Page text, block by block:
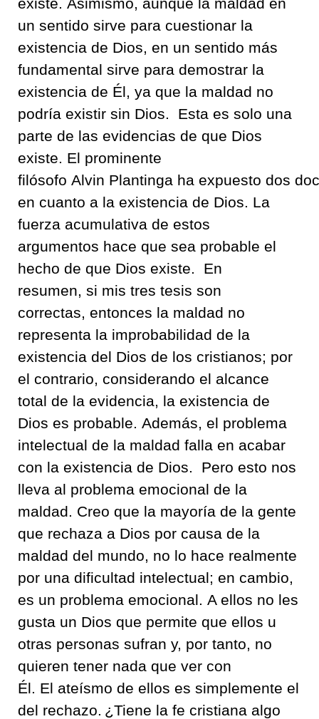
un sentido sirve para cuestionar la
existencia de Dios en un sentido más
fundamental sirve para demostrar la
existencia de Él ya que la maldad no
podría existir sin Dios
Esta es solo una
parte de las evidencias de que Dios
existe
El prominente
filósofo Alvin Plantinga ha expuesto dos
en cuanto a la existencia de Dios
La
fuerza acumulativa de estos
argumentos hace que sea probable el
hecho de que Dios existe
En
resumen si mis tres tesis son
correctas entonces la maldad no
representa la improbabilidad de la
existencia del Dios de los cristianos; por
el contrario considerando el alcance
total de la evidencia
la existencia de
Dios es probable. Además el problema
intelectual de la maldad falla en acabar
con la existencia de Dios
Pero esto nos
lleva al problema emocional de la
maldad
Creo que la mayoría de la gente
que rechaza a Dios por causa de la
maldad del mundo
no lo hace realmente
por una dificultad intelectual; en cambio,
es un problema emocional. A ellos no les
gusta un Dios que permite que ellos u
otras personas sufran y, por tanto
no
quieren tener nada que ver con
Él
El ateísmo de ellos es simplemente el
del rechazo ¿Tiene la fe cristiana algo